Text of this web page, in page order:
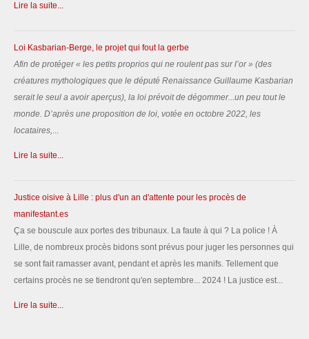
Lire la suite...
Loi Kasbarian-Berge, le projet qui fout la gerbe
Afin de protéger « les petits proprios qui ne roulent pas sur l’or» (des
créatures mythologiques que le député Renaissance Guillaume Kasbarian
serait le seul a avoir aperçus), la loi prévoit de dégommer...un peu tout le
monde. D’après une proposition de loi, votée en octobre 2022, les
locataires,...
Lire la suite...
Justice oisive à Lille : plus d'un an d'attente pour les procès de
manifestant.es
Ça se bouscule aux portes des tribunaux. La faute à qui ? La police ! À
Lille, de nombreux procès bidons sont prévus pour juger les personnes qui
se sont fait ramasser avant, pendant et après les manifs. Tellement que
certains procès ne se tiendront qu'en septembre... 2024 ! La justice est...
Lire la suite...